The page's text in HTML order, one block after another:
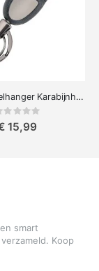
Troika Sleutelhanger Karabijnhaak Carabineiro
Rating:
15,99
smart
Koop